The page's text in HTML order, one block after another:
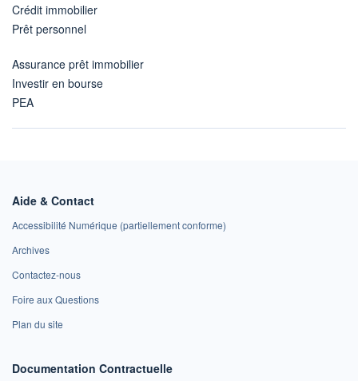
Crédit immobilier
Prêt personnel
Assurance prêt immobilier
Investir en bourse
PEA
Aide & Contact
Accessibilité Numérique (partiellement conforme)
Archives
Contactez-nous
Foire aux Questions
Plan du site
Documentation Contractuelle